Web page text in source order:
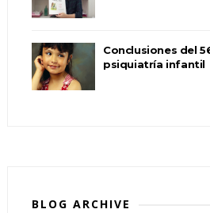
Conclusiones del
psiquiatría infantil
BLOG ARCHIVE